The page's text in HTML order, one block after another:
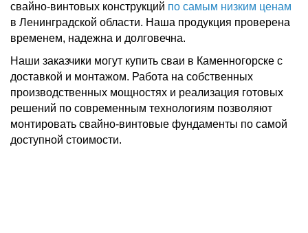
свайно-винтовых конструкций по самым низким ценам
в Ленинградской области. Наша продукция проверена
временем, надежна и долговечна.
Наши заказчики могут купить сваи в Каменногорске с
доставкой и монтажом. Работа на собственных
производственных мощностях и реализация готовых
решений по современным технологиям позволяют
монтировать свайно-винтовые фундаменты по самой
доступной стоимости.